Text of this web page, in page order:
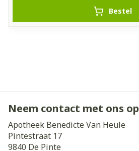
Bestel
Neem contact met ons op
Apotheek Benedicte Van Heule
Pintestraat 17
9840 De Pinte